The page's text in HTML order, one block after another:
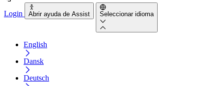
Login Abrir ayuda de Assist Seleccionar idioma
English
Dansk
Deutsch